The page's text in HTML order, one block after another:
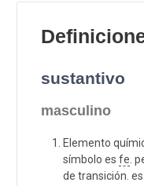
sustantivo
masculino
Elemento
símbolo es fe .
de transición.